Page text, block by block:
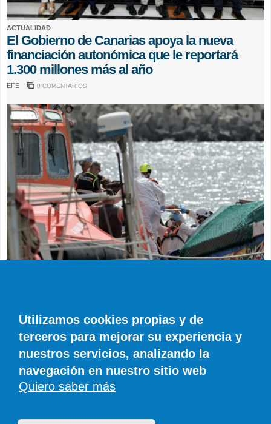
ACTUALIDAD
El Gobierno de Canarias apoya la nueva
financiación autonómica que le reportará
1.300 millones más al año
EFE 0 COMENTARIOS
Hierro
EFE 0 COMENTARIOS
© SIROCO INFORMACIÓN SL | Tel. 828 081 655 | Móvil y WhatsApp 606 845
886 |info@diariodefuerteventura.com
Utilizamos cookies propias y de
terceros para mejorar su experiencia y
nuestros servicios, analizando la
navegación en nuestro sitio web
Quiero saber más